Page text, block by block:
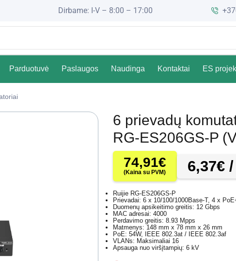
Dirbame: I-V – 8:00 – 17:00
Parduotuvė Paslaugos Naudinga Kontaktai ES
6 prievadų
RG-ES206GS-P
74,91€
(Kaina su PVM) 6,37€
Ruijie RG-ES206GS-P
Prievadai: 6 x 10/100/1000Base-T, 4 x
Duomenų apsikeitimo greitis: 12 Gbps
MAC adresai: 4000
Perdavimo greitis: 8.93 Mpps
Matmenys: 148 mm x 78 mm x 26 mm
PoE: 54W, IEEE 802.3at / IEEE 802.3af
VLANs: Maksimaliai 16
Apsauga nuo viršįtampių: 6 kV